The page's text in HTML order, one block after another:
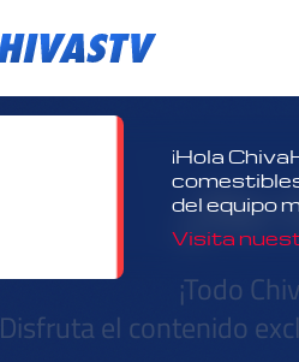
¿No
¡Todo
Disfruta el contenido
¡Hola
del equipo
Visita